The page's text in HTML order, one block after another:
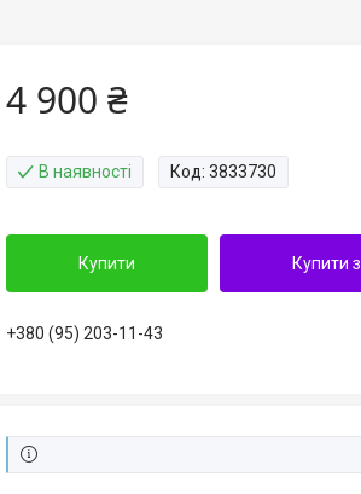
4 900 ₴
В наявності Код: 3833730
Купити Купити з
+380 (95) 203-11-43